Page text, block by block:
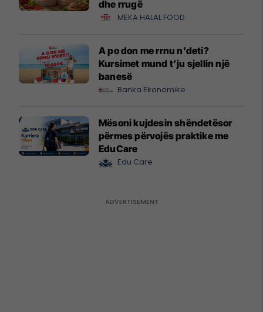
dhe rrugë
MEKA HALAL FOOD
A po don me rrnu n’deti?
Kursimet mund t’ju sjellin një
banesë
Banka Ekonomike
Mësoni kujdesin shëndetësor
përmes përvojës praktike me
EduCare
Edu Care